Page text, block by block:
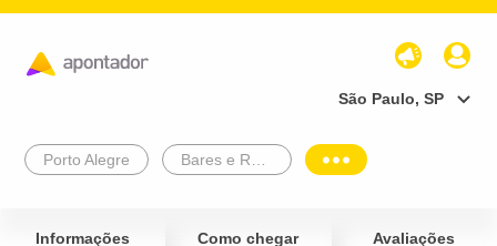
São Paulo, SP
Porto Alegre
Informações Como chegar Avaliações